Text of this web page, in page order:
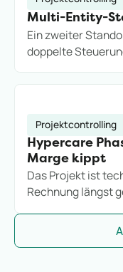
Multi-Entity-
Ein zweiter
doppelte
die Wachstum
Projektcontrolling
Hypercare
Marge kippt
Das Projekt ist
Rechnung längst
Hypercare-